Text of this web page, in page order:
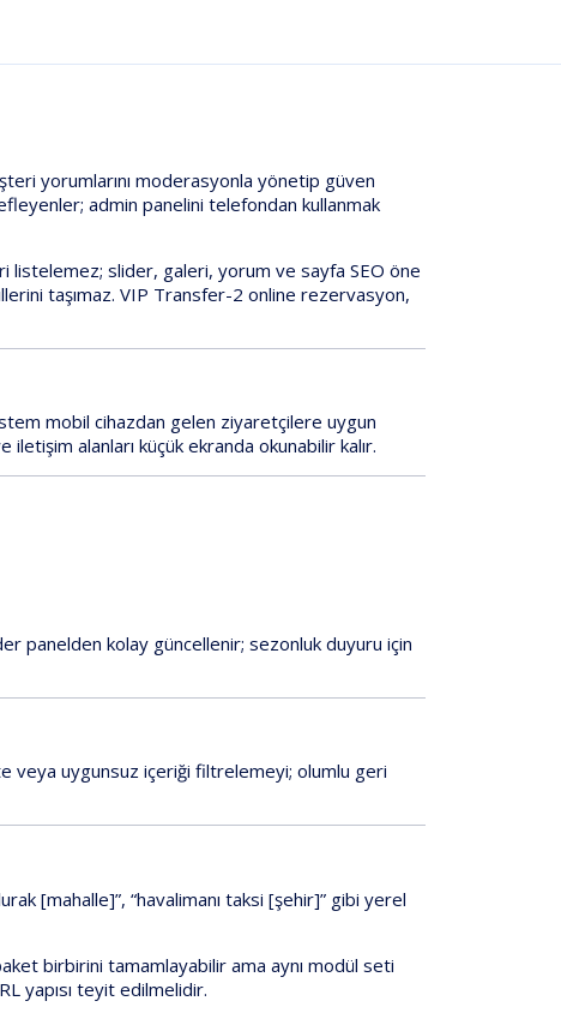
yorumlarını moderasyonla yönetip güven
admin panelinitelefondan kullanmak
listelemez;slider, galeri, yorum ve sayfa SEO öne
taşımaz.VIP Transfer-2 online rezervasyon,
mobil cihazdan gelen ziyaretçilere uygun
alanları küçük ekranda okunabilir kalır.
panelden kolay güncellenir; sezonluk duyuru için
veya uygunsuz içeriği filtrelemeyi; olumlu geri
[mahalle]”, “havalimanı taksi [şehir]” gibi yerel
birbirini tamamlayabilir amaaynı modül seti
yapısı teyit edilmelidir.